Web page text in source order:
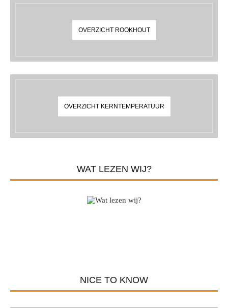
OVERZICHT ROOKHOUT
OVERZICHT KERNTEMPERATUUR
WAT LEZEN WIJ?
NICE TO KNOW